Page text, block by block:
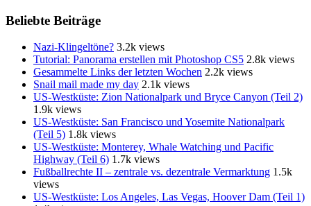
Beliebte Beiträge
Nazi-Klingeltöne? 3.2k views
Tutorial: Panorama erstellen mit Photoshop CS5 2.8k views
Gesammelte Links der letzten Wochen 2.2k views
Snail mail made my day 2.1k views
US-Westküste: Zion Nationalpark und Bryce Canyon (Teil 2)
1.9k views
US-Westküste: San Francisco und Yosemite Nationalpark
(Teil 5) 1.8k views
US-Westküste: Monterey, Whale Watching und Pacific
Highway (Teil 6) 1.7k views
Fußballrechte II – zentrale vs. dezentrale Vermarktung 1.5k
views
US-Westküste: Los Angeles, Las Vegas, Hoover Dam (Teil 1)